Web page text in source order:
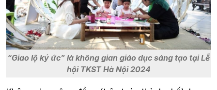
“Giao lộ ký ức” là không gian giáo dục sáng tạo tại Lễ
hội TKST Hà Nội 2024